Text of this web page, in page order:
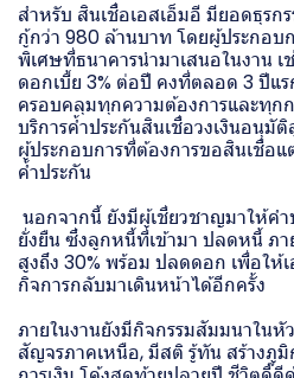
สำหรับ สินเชื่อเอสเอ็มอี มียอดธุรก
กู้กว่า 980 ล้านบาท โดยผู้ประกอบ
พิเศษที่ธนาคารนำมาเสนอในงาน เ
ดอกเบี้ย 3% ต่อปี คงที่ตลอด 3 ปีแ
ครอบคลุมทุกความต้องการและทุก
บริการค้ำประกันสินเชื่อวงเงินอนุมั
ผู้ประกอบการที่ต้องการขอสินเชื่อ
ค้ำประกัน
นอกจากนี้ ยังมีผู้เชี่ยวชาญมาให้ค
ยั่งยืน ซึ่งลูกหนี้ที่เข้ามา ปลดหนี้ ภ
สูงถึง 30% พร้อม ปลดดอก เพื่อให้
กิจการกลับมาเดินหน้าได้อีกครั้ง
ภายในงานยังมีกิจกรรมสัมมนาใน
สัญจรภาคเหนือ, มีสติ รู้ทัน สร้างภูมิ